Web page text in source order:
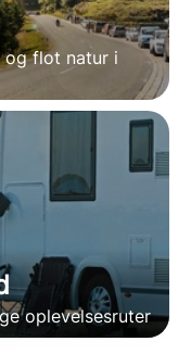
og flot natur i
oplevelsesruter